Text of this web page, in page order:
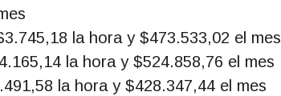
la hora y $473.533,02 el mes
la hora y $524.858,76 el mes
la hora y $428.347,44 el mes